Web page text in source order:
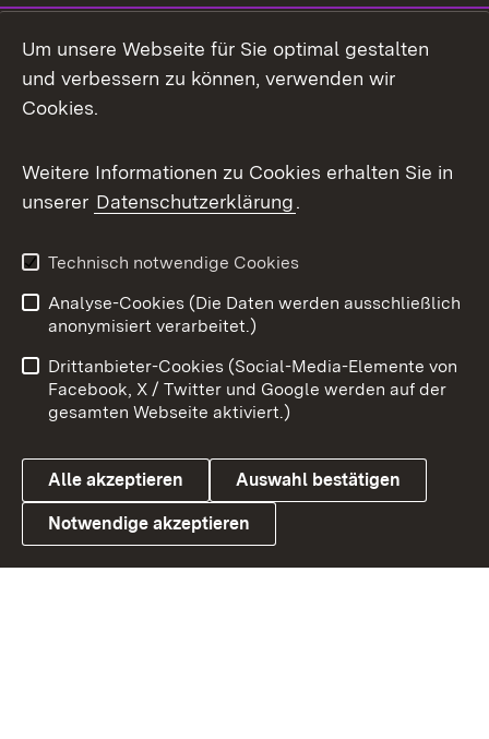
Facebook
X / Twitter
Youtube
Link zum Landesportal
Impressum
Kontakt
Barrierefreiheit
Datenschutz
Cookies
Um unsere Webseite für Sie optimal gestalten
und verbessern zu können, verwenden wir
Cookies.
Weitere Informationen zu Cookies erhalten Sie in
unserer Datenschutzerklärung.
Technisch notwendige Cookies
Analyse-Cookies (Die Daten werden ausschließlich
anonymisiert verarbeitet.)
Drittanbieter-Cookies (Social-Media-Elemente von
Facebook, X / Twitter und Google werden auf der
gesamten Webseite aktiviert.)
Alle akzeptieren Auswahl bestätigen
Notwendige akzeptieren